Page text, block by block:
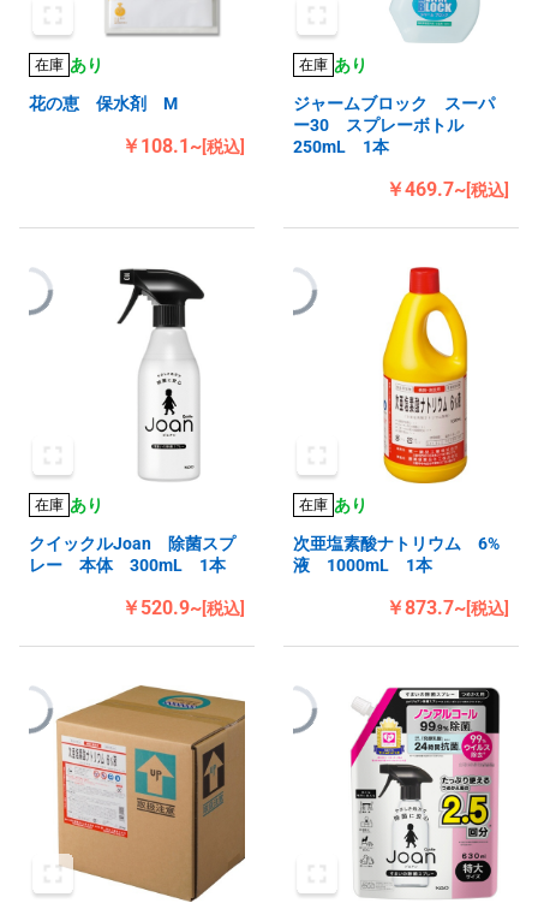
在庫 あり
花の恵 保水剤 M
￥108.1~[税込]
在庫 あり
ジャームブロック スーパ
ー30 スプレーボトル
250mL 1本
￥469.7~[税込]
在庫 あり
クイックルJoan 除菌スプ
レー 本体 300mL 1本
￥520.9~[税込]
在庫 あり
次亜塩素酸ナトリウム 6%
液 1000mL 1本
￥873.7~[税込]